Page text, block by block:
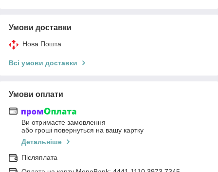
Умови доставки
Нова Пошта
Всі умови доставки
Умови оплати
Ви отримаєте замовлення
або гроші повернуться на вашу картку
Детальніше
Післяплата